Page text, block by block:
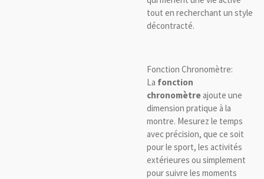
tout en recherchant un style
décontracté.
Fonction Chronomètre:
La fonction
chronomètre ajoute une
dimension pratique à la
montre. Mesurez le temps
avec précision, que ce soit
pour le sport, les activités
extérieures ou simplement
pour suivre les moments